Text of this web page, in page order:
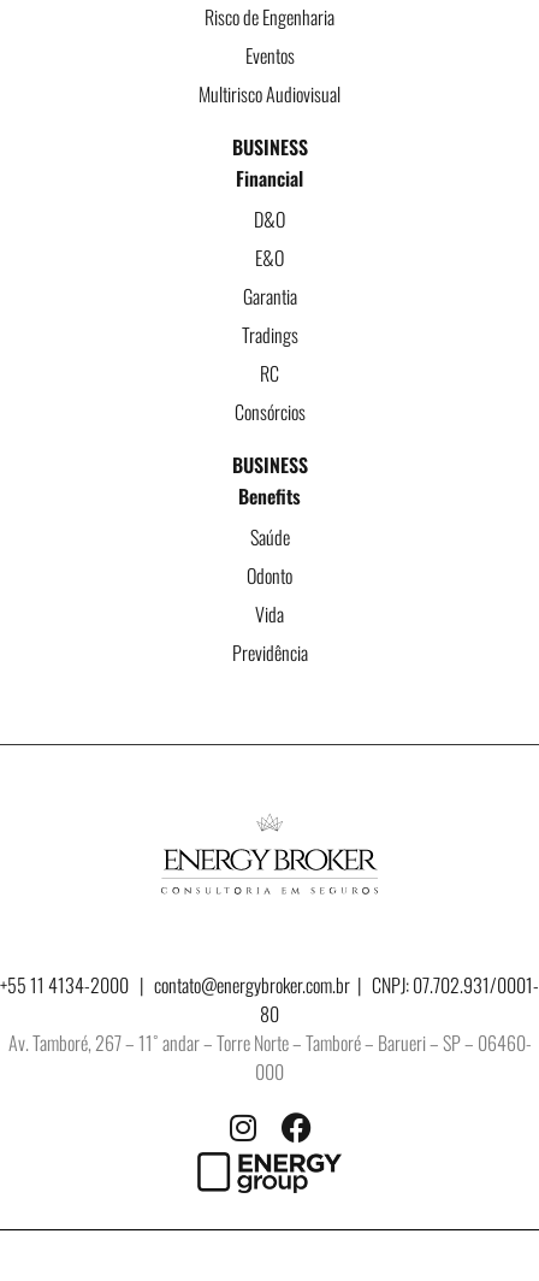
Risco de Engenharia
Eventos
Multirisco Audiovisual
BUSINESS
Financial
D&O
E&O
Garantia
Tradings
RC
Consórcios
BUSINESS
Benefits
Saúde
Odonto
Vida
Previdência
+55 11 4134-2000 | contato@energybroker.com.br | CNPJ: 07.702.931/0001-
80
Av. Tamboré, 267 – 11˚ andar – Torre Norte – Tamboré – Barueri – SP – 06460-
000